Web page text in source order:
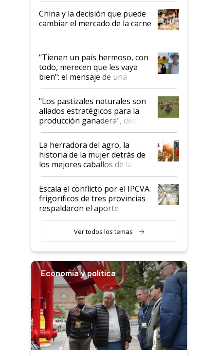
China y la decisión que puede
cambiar el mercado de la carne
"Tienen un país hermoso, con
todo, merecen que les vaya
bien": el mensaje de una
ganadera uruguaya sobre las
oportunidades que se abren
para el agro en Argentina, con
foco en la carne
"Los pastizales naturales son
aliados estratégicos para la
producción ganadera", destaca
la iniciativa que ya reúne a 46
establecimientos en Argentina
La herradora del agro, la
historia de la mujer detrás de
los mejores caballos de la
Argentina y los mitos que
todavía hacen sufrir a estos
animales: "Mientras me
descalificaban, yo seguí
haciendo currículum"
Escala el conflicto por el IPCVA:
frigoríficos de tres provincias
respaldaron el aporte
Ver todos los temas
Economía y política